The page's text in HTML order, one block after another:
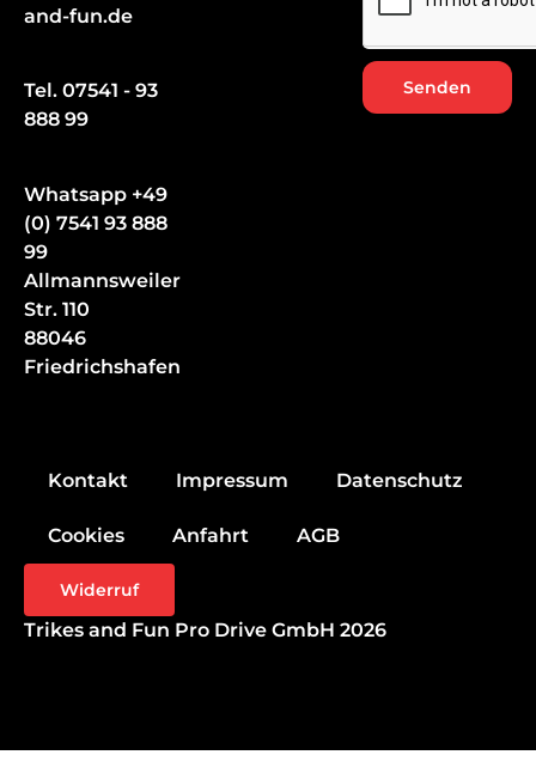
and-fun.de
Tel. 07541 - 93
888 99
Whatsapp +49
(0) 7541 93 888
99
Allmannsweiler
Str. 110
88046
Friedrichshafen
Senden
Kontakt Impressum Datenschutz
Cookies Anfahrt AGB
Widerruf
Trikes and Fun Pro Drive GmbH 2026